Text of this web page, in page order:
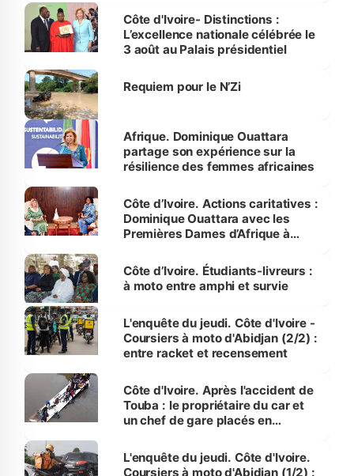
Bassam
Côte d'Ivoire- Distinctions :
L’excellence nationale célébrée le
3 août au Palais présidentiel
Requiem pour le N’Zi
Afrique. Dominique Ouattara
partage son expérience sur la
résilience des femmes africaines
Côte d’Ivoire. Actions caritatives :
Dominique Ouattara avec les
Premières Dames d’Afrique à
Côte d’Ivoire. Étudiants-livreurs :
à moto entre amphi et survie
L'enquête du jeudi. Côte d'Ivoire -
Coursiers à moto d'Abidjan (2/2) :
entre racket et recensement
Côte d'Ivoire. Après l'accident de
Touba : le propriétaire du car et
un chef de gare placés en
L'enquête du jeudi. Côte d'Ivoire.
Coursiers à moto d'Abidjan (1/2) :